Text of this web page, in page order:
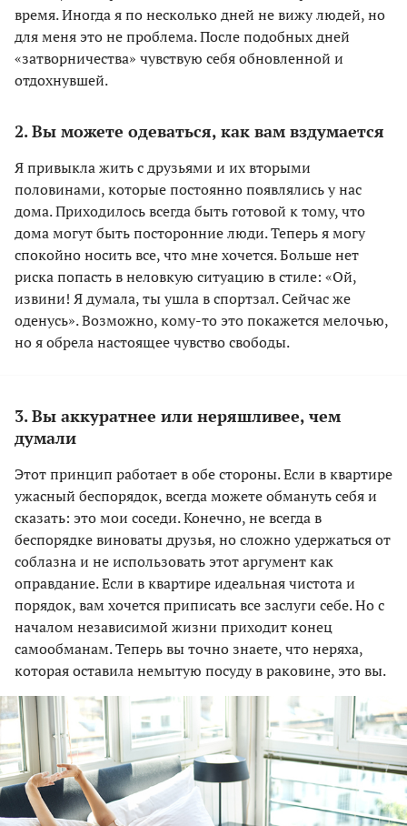
время. Иногда я по несколько дней не вижу людей, но
для меня это не проблема. После подобных дней
«затворничества» чувствую себя обновленной и
отдохнувшей.
2. Вы можете одеваться, как вам вздумается
Я привыкла жить с друзьями и их вторыми
половинами, которые постоянно появлялись у нас
дома. Приходилось всегда быть готовой к тому, что
дома могут быть посторонние люди. Теперь я могу
спокойно носить все, что мне хочется. Больше нет
риска попасть в неловкую ситуацию в стиле: «Ой,
извини! Я думала, ты ушла в спортзал. Сейчас же
оденусь». Возможно, кому-то это покажется мелочью,
но я обрела настоящее чувство свободы.
3. Вы аккуратнее или неряшливее, чем
думали
Этот принцип работает в обе стороны. Если в квартире
ужасный беспорядок, всегда можете обмануть себя и
сказать: это мои соседи. Конечно, не всегда в
беспорядке виноваты друзья, но сложно удержаться от
соблазна и не использовать этот аргумент как
оправдание. Если в квартире идеальная чистота и
порядок, вам хочется приписать все заслуги себе. Но с
началом независимой жизни приходит конец
самообманам. Теперь вы точно знаете, что неряха,
которая оставила немытую посуду в раковине, это вы.